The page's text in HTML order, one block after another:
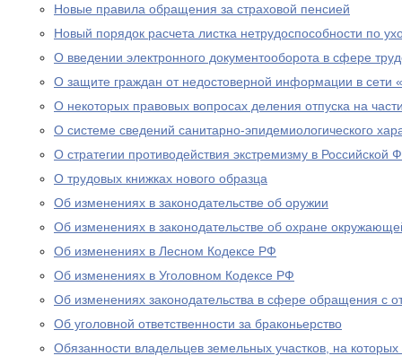
Новые правила обращения за страховой пенсией
Новый порядок расчета листка нетрудоспособности по
О введении электронного документооборота в сфере
О защите граждан от недостоверной информации в сети
О некоторых правовых вопросах деления отпуска на
О системе сведений санитарно-эпидемиологического
О стратегии противодействия экстремизму в Российской
О трудовых книжках нового образца
Об изменениях в законодательстве об оружии
Об изменениях в законодательстве об охране
Об изменениях в Лесном Кодексе РФ
Об изменениях в Уголовном Кодексе РФ
Об изменениях законодательства в сфере обращения с
Об уголовной ответственности за браконьерство
Обязанности владельцев земельных участков, на